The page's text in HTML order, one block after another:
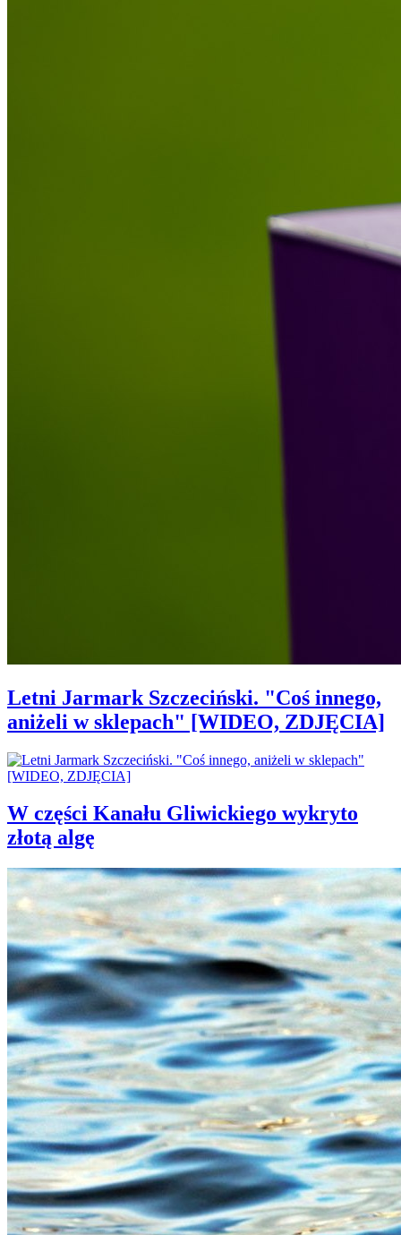
Letni Jarmark Szczeciński. "Coś innego,
aniżeli w sklepach" [WIDEO, ZDJĘCIA]
W części Kanału Gliwickiego wykryto
złotą algę